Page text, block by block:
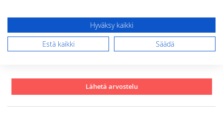
Arvostelu
Lähetä arvostelu
Hyväksy kaikki
Estä kaikki Säädä